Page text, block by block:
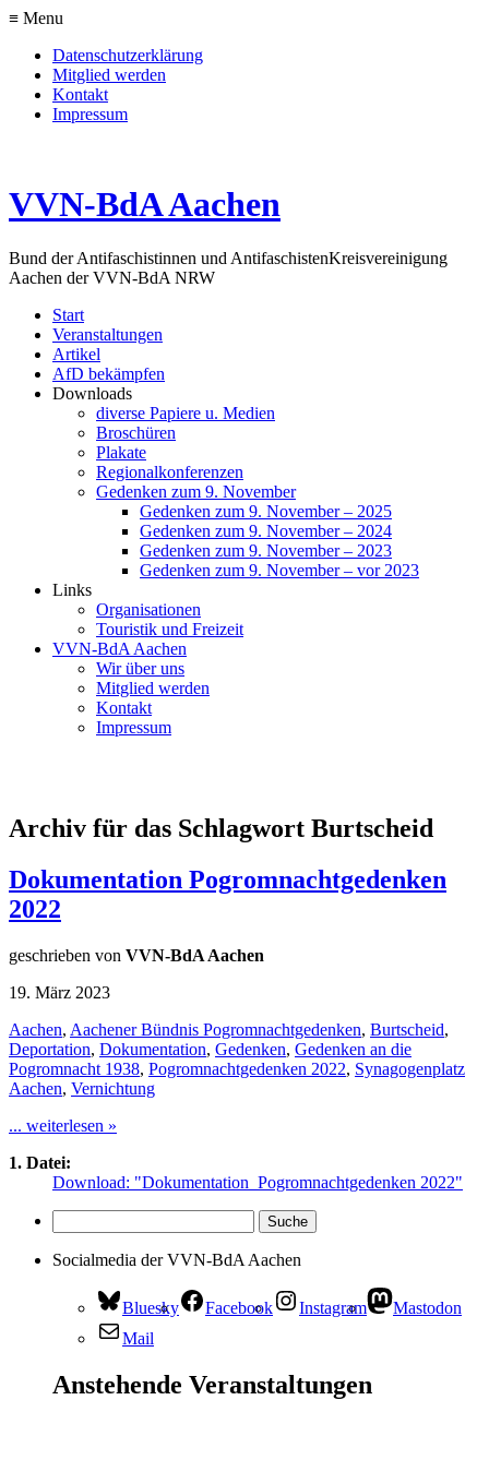
≡ Menu
Datenschutzerklärung
Mitglied werden
Kontakt
Impressum
VVN-BdA Aachen
Bund der Antifaschistinnen und AntifaschistenKreisvereinigung
Aachen der VVN-BdA NRW
Start
Veranstaltungen
Artikel
AfD bekämpfen
Downloads
diverse Papiere u. Medien
Broschüren
Plakate
Regionalkonferenzen
Gedenken zum 9. November
Gedenken zum 9. November – 2025
Gedenken zum 9. November – 2024
Gedenken zum 9. November – 2023
Gedenken zum 9. November – vor 2023
Links
Organisationen
Touristik und Freizeit
VVN-BdA Aachen
Wir über uns
Mitglied werden
Kontakt
Impressum
Archiv für das Schlagwort Burtscheid
Dokumentation Pogromnachtgedenken
2022
geschrieben von VVN-BdA Aachen
19. März 2023
Aachen, Aachener Bündnis Pogromnachtgedenken, Burtscheid,
Deportation, Dokumentation, Gedenken, Gedenken an die
Pogromnacht 1938, Pogromnachtgedenken 2022, Synagogenplatz
Aachen, Vernichtung
... weiterlesen »
1. Datei:
Download: "Dokumentation_Pogromnachtgedenken 2022"
Socialmedia der VVN-BdA Aachen
Bluesky Facebook Instagram
Mastodon
Mail
Anstehende Veranstaltungen